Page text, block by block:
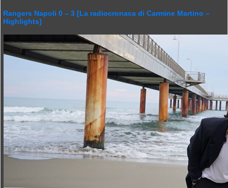
Rangers Napoli 0 – 3 [La radiocronaca di Carmine Martino –
Highlights]